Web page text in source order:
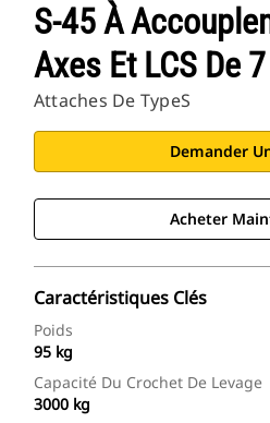
S-45 À
Axes Et LCS De
Attaches De TypeS
Demander
Acheter
Caractéristiques Clés
Poids
95 kg
Capacité Du Crochet De Levage
3000 kg